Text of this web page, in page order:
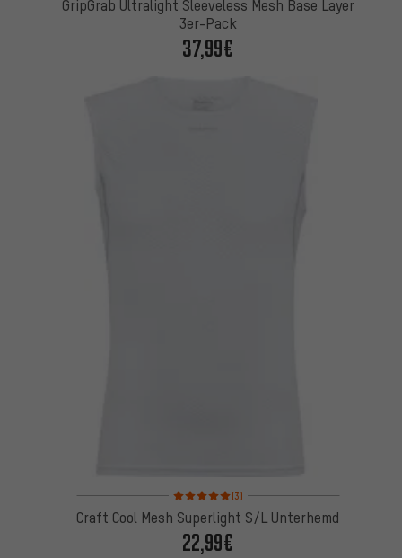
GripGrab Ultralight Sleeveless Mesh Base Layer
3er-Pack
37,99€
Bewertungen: 5 von 5 basierend auf 3
(3)
Craft Cool Mesh Superlight S/L Unterhemd
22,99€